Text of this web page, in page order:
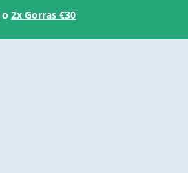
o2x Gorras €30